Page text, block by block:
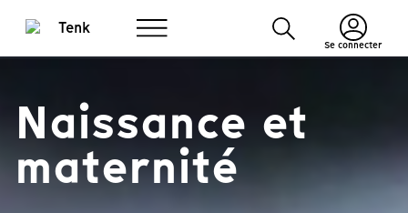
Se connecter
Naissance et
maternité